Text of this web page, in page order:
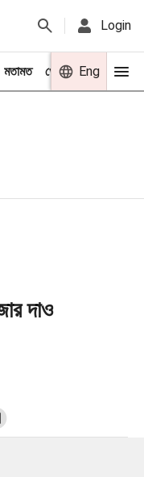
Login
মতামত খেলা বিনোদন চাকরি
Eng
দাও